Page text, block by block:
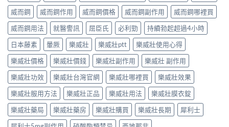
威而鋼
威而鋼作用 威而鋼價格 威而鋼副作用
威而鋼哪裡買
威而鋼用法
就醫警訊 屈臣氏 必利勁
持續勃起超過4小時
日本藤素
暈厥 樂威壯 樂威壯ptt
樂威壯使用心得
樂威壯價格
樂威壯價錢 樂威壯副作用
樂威壯 副作用
樂威壯功效
樂威壯台灣官網 樂威壯哪裡買
樂威壯效果
樂威壯服用方法
樂威壯正品 樂威壯用法
樂威壯膜衣錠
樂威壯藥局
樂威壯藥房 樂威壯購買 樂威壯長期
犀利士